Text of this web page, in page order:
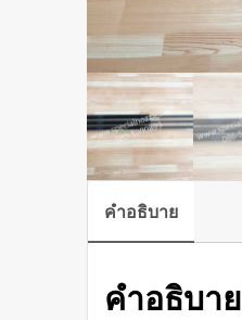
คำอธิบาย
คำอธิบาย